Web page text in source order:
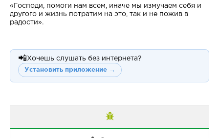
«Господи, помоги нам всем, иначе мы измучаем себя и
другого и жизнь потратим на это, так и не пожив в
радости».
📲 Хочешь слушать без интернета?
Установить приложение →